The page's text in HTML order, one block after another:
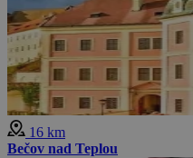
16 km
Bečov nad Teplou